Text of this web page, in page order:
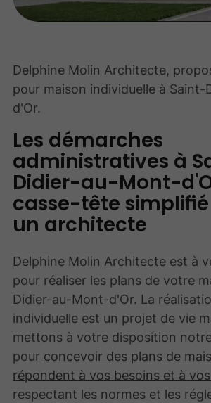
Delphine Molin Architecte,
pour maison individuelle à
d'Or.
Les démarches
administratives à
Didier-au-Mont-
casse-tête
un architecte
Delphine Molin Architecte est à
pour réaliser les plans de votre
Didier-au-Mont-d'Or. La
individuelle est un projet de vie
mettons à votre disposition
pour concevoir des plans de
répondent à vos besoins et à
respectant les normes et les